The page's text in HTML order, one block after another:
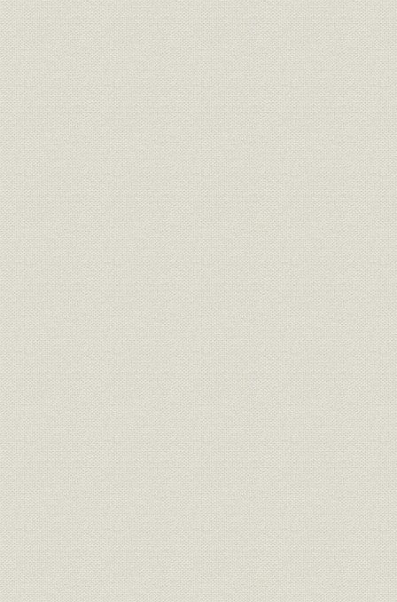
第21節 噴火
第22節 小泉内閣発足
第23節 校内児童殺傷事件
第24節 大リーグの日本人
第25節 サッカー取材も国際化
第26節 裁判員制度
第27節 小泉訪朝
第28節 ノーベル賞ラッシュ
第29節 東ティモール脱出記
第30節 旧石器発掘ねつ造
第31節「暦ナビ」のスタート
第3章 山内時代(02・12・12―05・6・16)
時宜を逸せず
第1節 放送新システム
第2節 フレンズ配信が終了
第3節 経済部門が機構改革